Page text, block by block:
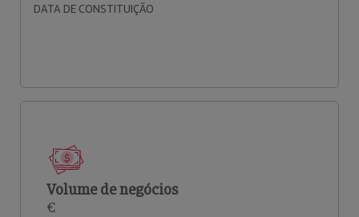
DATA DE CONSTITUIÇÃO
Volume de negócios
€